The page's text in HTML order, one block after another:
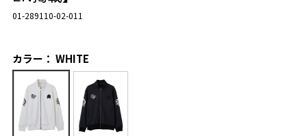
01-289110-02-011
カラー： WHITE